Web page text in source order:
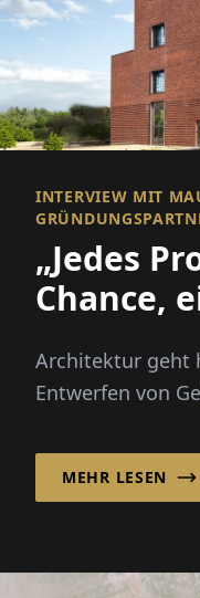
INTERVIEW MIT
„Jedes
Chance,
Architektur geht
Entwerfen von
MEHR LESEN